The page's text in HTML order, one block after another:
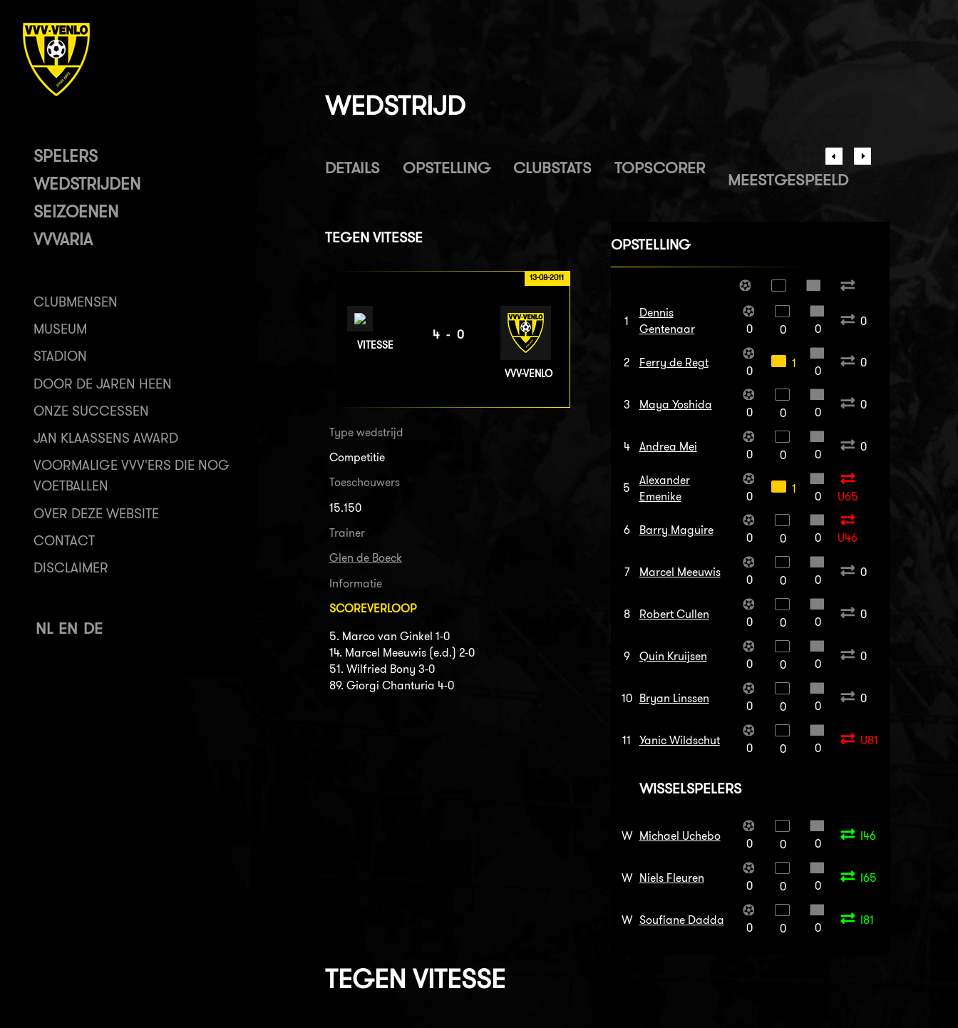
SPELERS
WEDSTRIJDEN
SEIZOENEN
VVVARIA
CLUBMENSEN
MUSEUM
STADION
DOOR DE JAREN HEEN
ONZE SUCCESSEN
JAN KLAASSENS AWARD
VOORMALIGE VVV'ERS DIE NOG
VOETBALLEN
OVER DEZE WEBSITE
CONTACT
DISCLAIMER
NL EN DE
WEDSTRIJD
DETAILS OPSTELLING CLUBSTATS TOPSCORER
MEESTGESPEELD
TEGEN VITESSE
13-08-2011
VITESSE
4-0
VVV-VENLO
Type wedstrijd
Competitie
Toeschouwers
15.150
Trainer
Glen de Boeck
Informatie
SCOREVERLOOP
5. Marco van Ginkel 1-0
14. Marcel Meeuwis (e.d.) 2-0
51. Wilfried Bony 3-0
89. Giorgi Chanturia 4-0
OPSTELLING
1
Dennis
Gentenaar
0 0 0
0
2 Ferry de Regt
0
1
0
0
3 Maya Yoshida
0 0 0
0
4 Andrea Mei
0 0 0
0
5
Alexander
Emenike
0
1
0 U65
6 Barry Maguire
0 0 0 U46
7 Marcel Meeuwis
0 0 0
0
8 Robert Cullen
0 0 0
0
9 Quin Kruijsen
0 0 0
0
10 Bryan Linssen
0 0 0
0
11 Yanic Wildschut
0 0 0
U81
WISSELSPELERS
W Michael Uchebo
0 0 0
I46
W Niels Fleuren
0 0 0
I65
W Soufiane Dadda
0 0 0
I81
TEGEN VITESSE